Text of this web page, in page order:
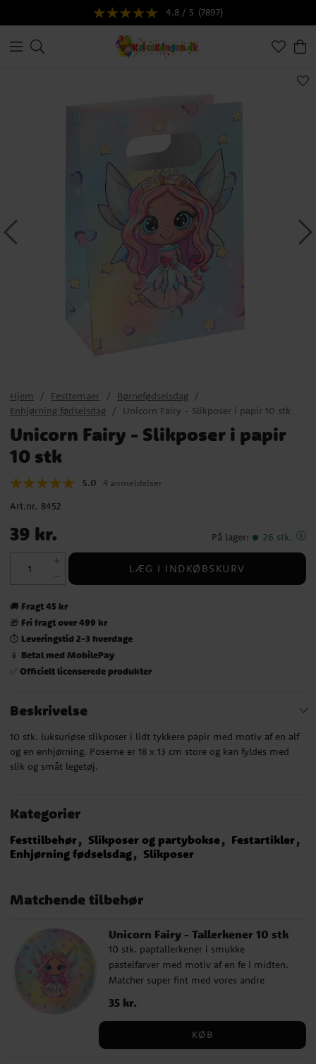
4.8 / 5 (7897)
Hjem Festtemaer
Børnefødselsdag
Enhjørning fødselsdag
Unicorn Fairy - Slikposer i papir 10 stk
Unicorn Fairy - Slikposer i papir
10 stk
5.0 4 anmeldelser
Art.nr. 8452
Pris: 39 kr.
39 kr. På lager: 26 stk.
LÆG I INDKØBSKURV
🚚 Fragt 45 kr
🎁 Fri fragt over 499 kr
⏱️ Leveringstid 2-3 hverdage
📱 Betal med MobilePay
✅ Officielt licenserede produkter
Beskrivelse
10 stk. luksuriøse slikposer i lidt tykkere papir med motiv af en alf
og en enhjørning. Poserne er 18 x 13 cm store og kan fyldes med
slik og småt legetøj.
Kategorier
Festtilbehør Slikposer og partybokse
Festartikler
Enhjørning fødselsdag
Slikposer
Matchende tilbehør
Unicorn Fairy - Tallerkener 10 stk
10 stk. paptallerkener i smukke
pastelfarver med motiv af en fe i midten.
Matcher super fint med vores andre
tilbehør i temaet Unicorn Fairy.
Tallerkenerne er af høj kvalitet og er 22,5
Pris:35 kr.
35 kr.
KØB